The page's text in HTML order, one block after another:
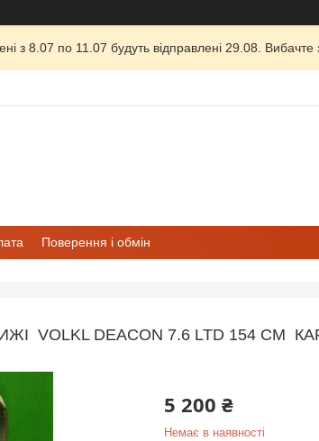
з 8.07 по 11.07 будуть відправлені 29.08. Вибачте
Поверення і обмін
VOLKL DEACON 7.6 LTD 154 СМ
5 200 ₴
Немає в наявності